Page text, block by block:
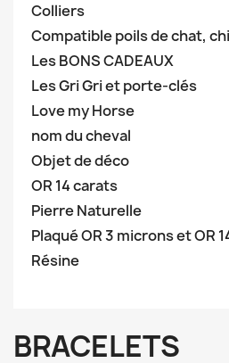
Colliers
Compatible poils de chat,
Les BONS CADEAUX
Les Gri Gri et porte-clés
Love my Horse
nom du cheval
Objet de déco
OR 14 carats
Pierre Naturelle
Plaqué OR 3 microns et OR
Résine
BRACELETS